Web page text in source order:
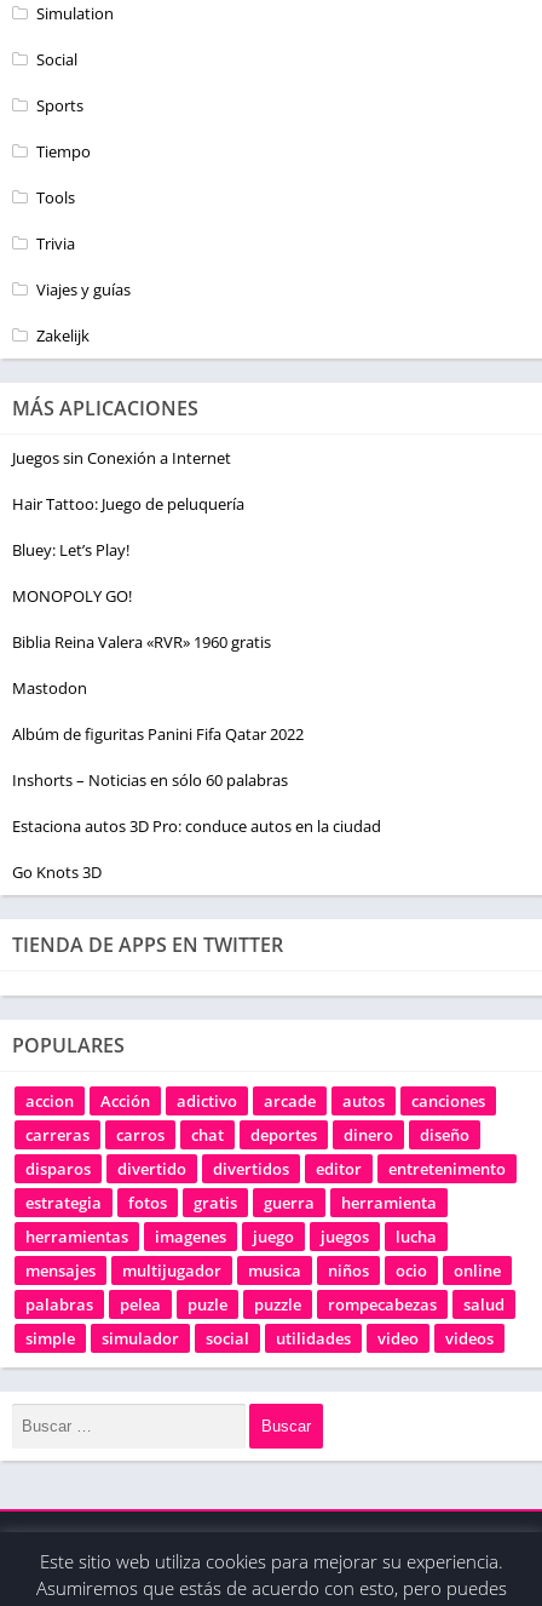
Simulation
Social
Sports
Tiempo
Tools
Trivia
Viajes y guías
Zakelijk
MÁS APLICACIONES
Juegos sin Conexión a Internet
Hair Tattoo: Juego de peluquería
Bluey: Let’s Play!
MONOPOLY GO!
Biblia Reina Valera «RVR» 1960 gratis
Mastodon
Albúm de figuritas Panini Fifa Qatar 2022
Inshorts – Noticias en sólo 60 palabras
Estaciona autos 3D Pro: conduce autos en la ciudad
Go Knots 3D
TIENDA DE APPS EN TWITTER
POPULARES
accion Acción adictivo arcade autos
canciones
carreras
carros chat deportes dinero
diseño
disparos
divertido divertidos editor
entretenimento
estrategia
fotos gratis guerra
herramienta
herramientas
imagenes juego juegos
lucha
mensajes
multijugador musica niños ocio
online
palabras
pelea puzle puzzle rompecabezas
salud
simple
simulador social utilidades video videos
© 2020 - Derechos reservados / La tienda de apps
Este sitio web utiliza cookies para mejorar su experiencia.
Asumiremos que estás de acuerdo con esto, pero puedes